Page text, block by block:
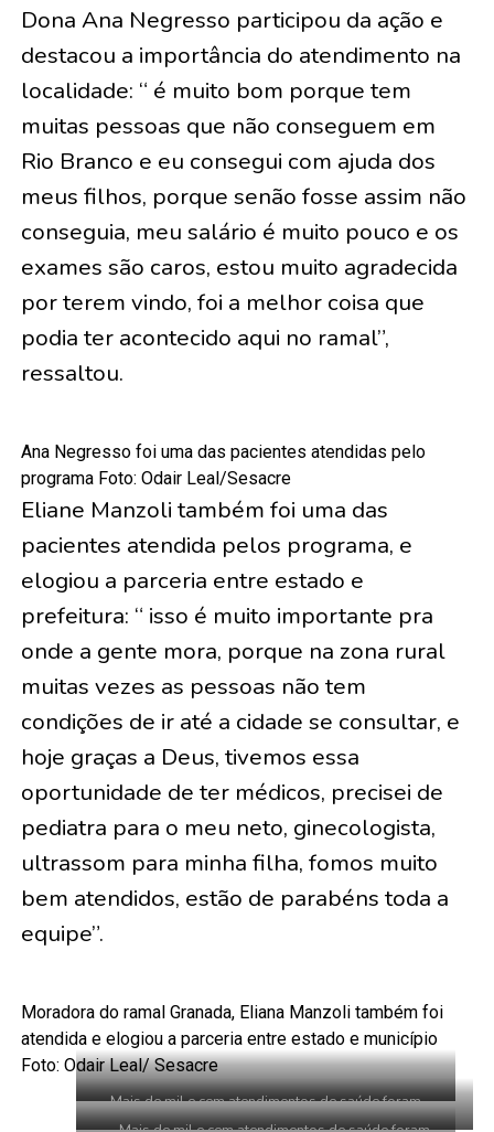
Dona Ana Negresso participou da ação e
destacou a importância do atendimento na
localidade: “ é muito bom porque tem
muitas pessoas que não conseguem em
Rio Branco e eu consegui com ajuda dos
meus filhos, porque senão fosse assim não
conseguia, meu salário é muito pouco e os
exames são caros, estou muito agradecida
por terem vindo, foi a melhor coisa que
podia ter acontecido aqui no ramal”,
ressaltou.
Ana Negresso foi uma das pacientes atendidas pelo
programa Foto: Odair Leal/Sesacre
Eliane Manzoli também foi uma das
pacientes atendida pelos programa, e
elogiou a parceria entre estado e
prefeitura: “ isso é muito importante pra
onde a gente mora, porque na zona rural
muitas vezes as pessoas não tem
condições de ir até a cidade se consultar, e
hoje graças a Deus, tivemos essa
oportunidade de ter médicos, precisei de
pediatra para o meu neto, ginecologista,
ultrassom para minha filha, fomos muito
bem atendidos, estão de parabéns toda a
equipe”.
Moradora do ramal Granada, Eliana Manzoli também foi
atendida e elogiou a parceria entre estado e município
Foto: Odair Leal/ Sesacre
Mais de mil e cem atendimentos de saúde foram
oferecidos no ramal Granada. Foto: Odair